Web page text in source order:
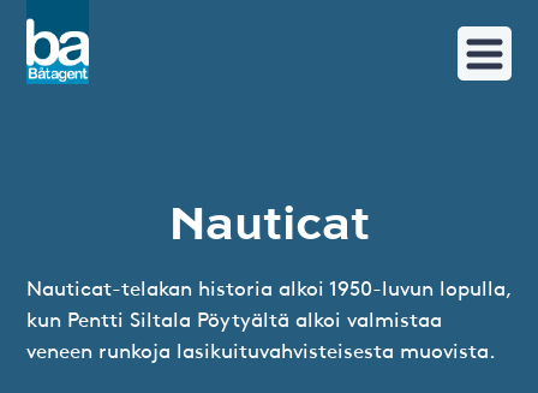
Nauticat
Nauticat-telakan historia alkoi 1950-luvun lopulla,
kun Pentti Siltala Pöytyältä alkoi valmistaa
veneen runkoja lasikuituvahvisteisesta muovista.